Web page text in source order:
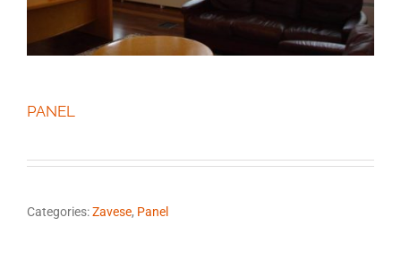
PANEL
Categories:Zavese, Panel